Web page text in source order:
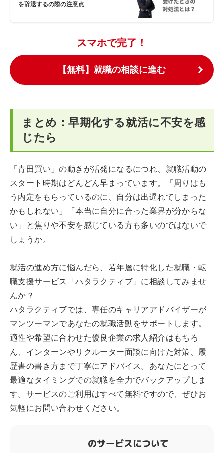
を辞退するの際の注意点
スマホで完了！
【無料】就職の相談に進む
まとめ：早期化する就活に不安を感
じたら
「青田買い」の動きが活発になるにつれ、就職活動の
スタート時期はどんどん早まっています。「周りはも
う内定をもらっているのに、自分は出遅れてしまった
かもしれない」「本当に自分に合った業界が分からな
い」と焦りや不安を感じている方も多いのではないで
しょうか。
就活の進め方に悩んだら、若年層に特化した就職・転
職支援サービス「ハタラクティブ」に相談してみませ
んか？
ハタラクティブでは、専任のキャリアアドバイザーが
マンツーマンであなたの就職活動をサポートします。
適性や希望に合わせた優良企業の求人紹介はもちろ
ん、インターンやリクルーター面談に向けた対策、履
歴書の書き方まで丁寧にアドバイス。あなたにとって
最適なタイミングでの就職を全力でバックアップしま
す。サービスのご利用はすべて無料ですので、ぜひお
気軽にお問い合わせください。
のサービスについて